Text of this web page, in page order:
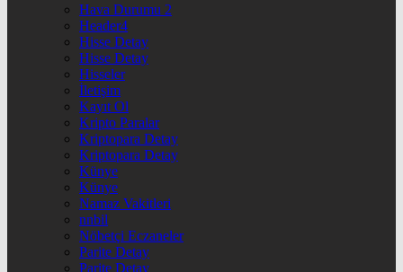
Hava Durumu 2
Header4
Hisse Detay
Hisse Detay
Hisseler
İletişim
Kayıt Ol
Kripto Paralar
Kriptopara Detay
Kriptopara Detay
Künye
Künye
Namaz Vakitleri
nnbil
Nöbetçi Eczaneler
Parite Detay
Parite Detay